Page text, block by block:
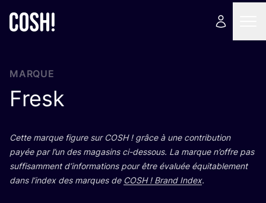
MARQUE
Fresk
Cette marque figure sur COSH! grâce à une contri­bu­tion
payée par l’un des maga­sins ci-des­sous. La marque n’offre pas
suf­fi­sam­ment d’in­for­ma­tions pour être éva­luée équi­ta­ble­ment
dans l’in­dex des marques de COSH! Brand Index.